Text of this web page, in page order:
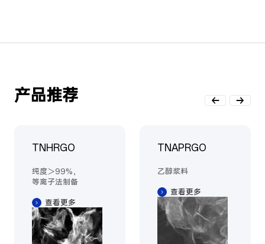
产品推荐
TNHRGO
纯度＞99%，
等离子法制备
查看更多
TNAPRGO
乙醇浆料
查看更多